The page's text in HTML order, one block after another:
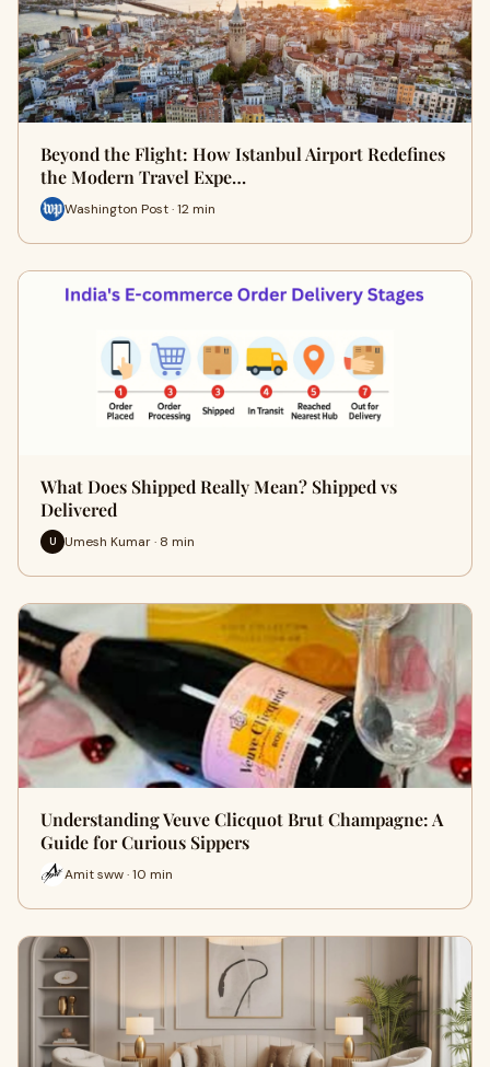
Beyond the Flight: How Istanbul Airport Redefines
the Modern Travel Expe…
Washington Post · 12 min
What Does Shipped Really Mean? Shipped vs
Delivered
U Umesh Kumar · 8 min
Understanding Veuve Clicquot Brut Champagne: A
Guide for Curious Sippers
Amit sww · 10 min